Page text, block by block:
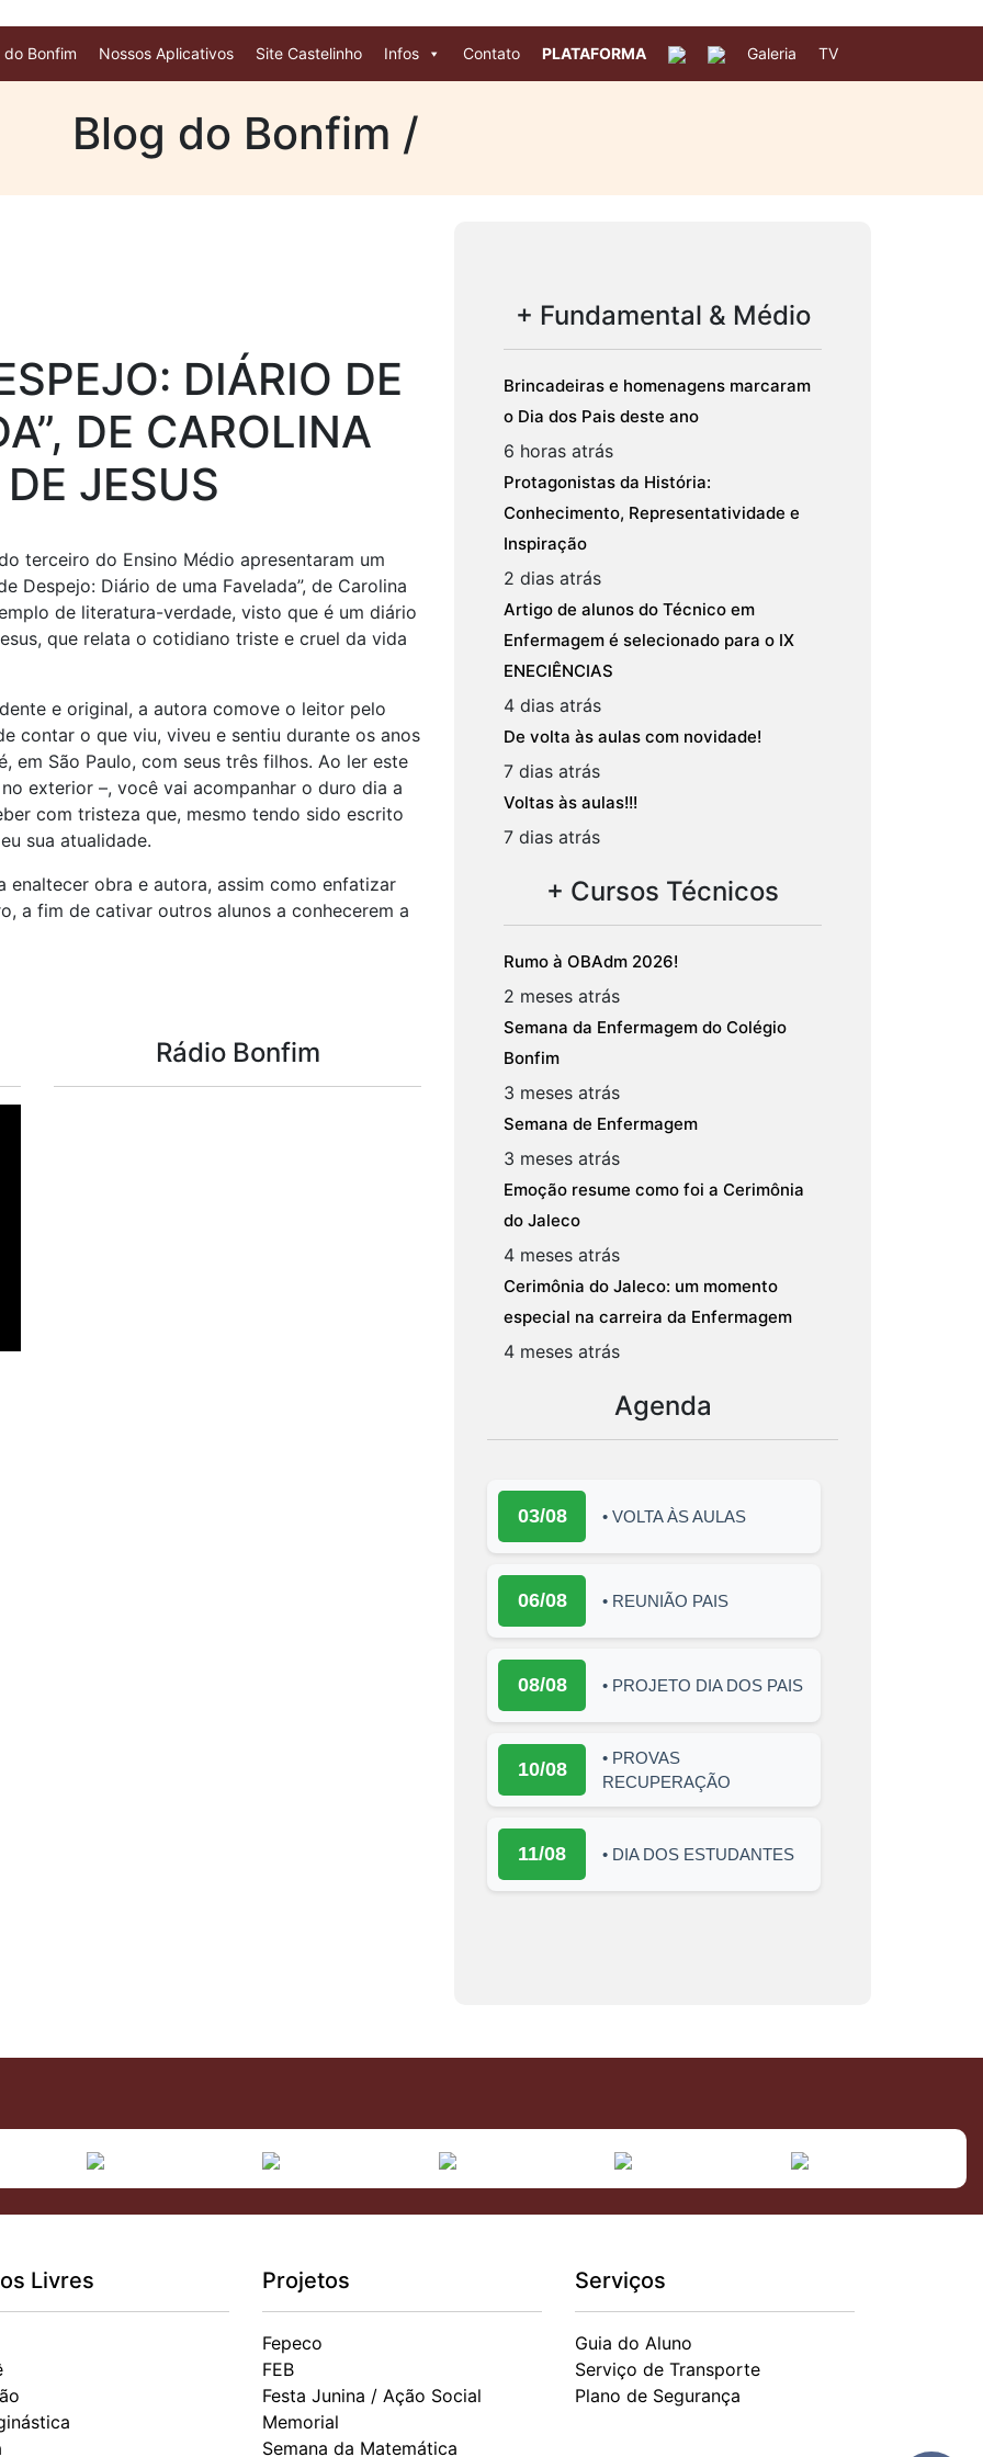
do Bonfim Nossos Aplicativos Site Castelinho Infos Contato PLATAFORMA Galeria TV
Blog do Bonfim /
DIÁRIO DE
DE CAROLINA
JESUS
terceiro do Ensino Médio apresentaram um
Despejo: Diário de uma Favelada”, de Carolina
de literatura-verdade, visto que é um diário
que relata o cotidiano triste e cruel da vida
e original, a autora comove o leitor pelo
contar o que viu, viveu e sentiu durante os anos
em São Paulo, com seus três filhos. Ao ler este
exterior –, você vai acompanhar o duro dia a
com tristeza que, mesmo tendo sido escrito
sua atualidade.
obra e autora, assim como enfatizar
a fim de cativar outros alunos a conhecerem a
Rádio Bonfim
+ Fundamental & Médio
Brincadeiras e homenagens marcaram
o Dia dos Pais deste ano
6 horas atrás
Protagonistas da História:
Conhecimento, Representatividade e
Inspiração
2 dias atrás
Artigo de alunos do Técnico em
Enfermagem é selecionado para o IX
ENECIÊNCIAS
4 dias atrás
De volta às aulas com novidade!
7 dias atrás
Voltas às aulas!!!
7 dias atrás
+ Cursos Técnicos
Rumo à OBAdm 2026!
2 meses atrás
Semana da Enfermagem do Colégio
Bonfim
3 meses atrás
Semana de Enfermagem
3 meses atrás
Emoção resume como foi a Cerimônia
do Jaleco
4 meses atrás
Cerimônia do Jaleco: um momento
especial na carreira da Enfermagem
4 meses atrás
Agenda
03/08 • VOLTA ÀS AULAS
06/08 • REUNIÃO PAIS
08/08 • PROJETO DIA DOS PAIS
10/08
• PROVAS
RECUPERAÇÃO
11/08 • DIA DOS ESTUDANTES
Livres Projetos
Fepeco
FEB
Festa Junina / Ação Social
Memorial
Semana da Matemática
Serviços
Guia do Aluno
Serviço de Transporte
Plano de Segurança